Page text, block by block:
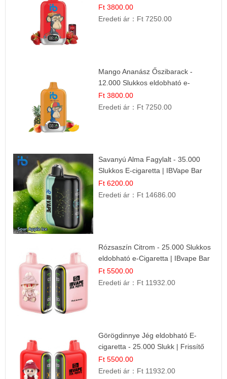
Gyümölcs Íz
Ft 3800.00
Eredeti ár： Ft 7250.00
Mango Ananász Őszibarack -
12.000 Slukkos eldobható e-
Cigaretta
Ft 3800.00
Eredeti ár： Ft 7250.00
Savanyú Alma Fagylalt - 35.000
Slukkos E-cigaretta | IBVape Bar
Ft 6200.00
Eredeti ár： Ft 14686.00
Rózsaszín Citrom - 25.000 Slukkos
eldobható e-Cigaretta | IBvape Bar
Ft 5500.00
Eredeti ár： Ft 11932.00
Görögdinnye Jég eldobható E-
cigaretta - 25.000 Slukk | Frissítő
Nyári Íz
Ft 5500.00
Eredeti ár： Ft 11932.00